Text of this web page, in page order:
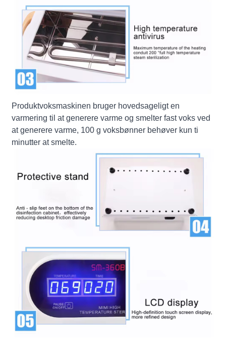
Produktvoksmaskinen bruger hovedsageligt en
varmering til at generere varme og smelter fast voks ved
at generere varme, 100 g voksbønner behøver kun ti
minutter at smelte.